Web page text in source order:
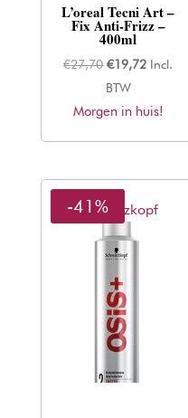
L’oreal Tecni Art –
Fix Anti-Frizz –
400ml
€27,70 Oorspronkelijke
prijs
was:
€19,72Huidige
is:
Incl.
BTW
Morgen in huis!
Schwarzkopf
-41%